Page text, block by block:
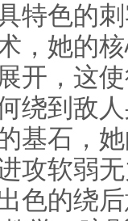
特色的
，她的
开，这
绕到敌
基石，
攻软弱
色的绕